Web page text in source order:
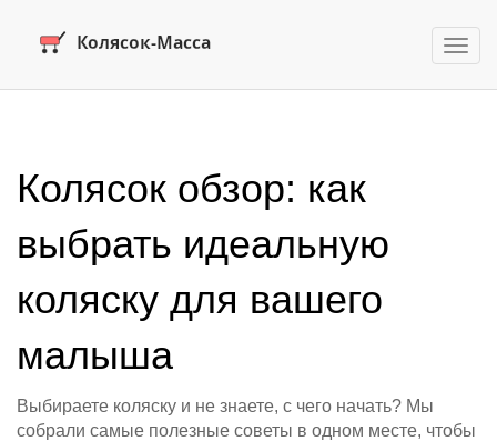
Колясок обзор: как
выбрать идеальную
коляску для вашего
малыша
Выбираете коляску и не знаете, с чего начать? Мы
собрали самые полезные советы в одном месте, чтобы